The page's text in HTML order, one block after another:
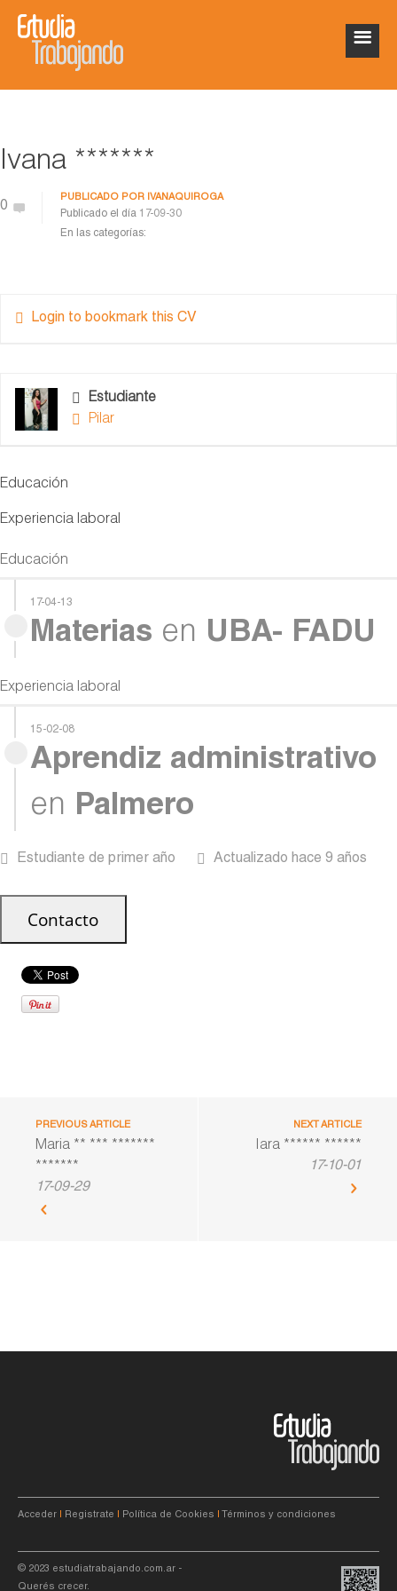
Ivana *******
0
PUBLICADO POR IVANAQUIROGA
Publicado el día 17-09-30
En las categorías:
Login to bookmark this CV
Estudiante
Pilar
Educación
Experiencia laboral
Educación
17-04-13
Materias en UBA- FADU
Experiencia laboral
15-02-08
Aprendiz administrativo
en Palmero
Estudiante de primer año Actualizado hace 9 años
PREVIOUS ARTICLE
Maria ** *** *******
*******
17-09-29
NEXT ARTICLE
Iara ****** ******
17-10-01
Acceder Registrate Política de Cookies Términos y condiciones
© 2023 estudiatrabajando.com.ar -
Querés crecer.